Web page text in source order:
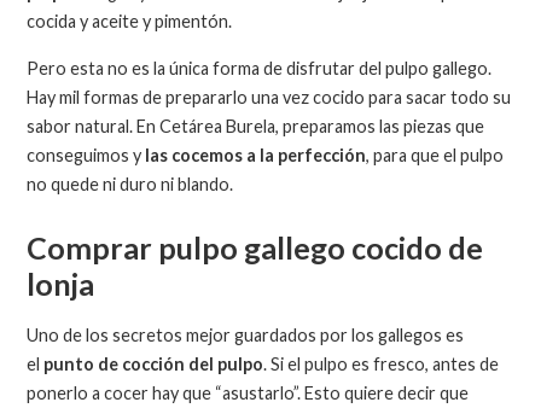
cocida y aceite y pimentón.
Pero esta no es la única forma de disfrutar del pulpo gallego.
Hay mil formas de prepararlo una vez cocido para sacar todo su
sabor natural. En Cetárea Burela, preparamos las piezas que
conseguimos y las cocemos a la perfección, para que el pulpo
no quede ni duro ni blando.
Comprar pulpo gallego cocido de
lonja
Uno de los secretos mejor guardados por los gallegos es
el punto de cocción del pulpo. Si el pulpo es fresco, antes de
ponerlo a cocer hay que “asustarlo”. Esto quiere decir que